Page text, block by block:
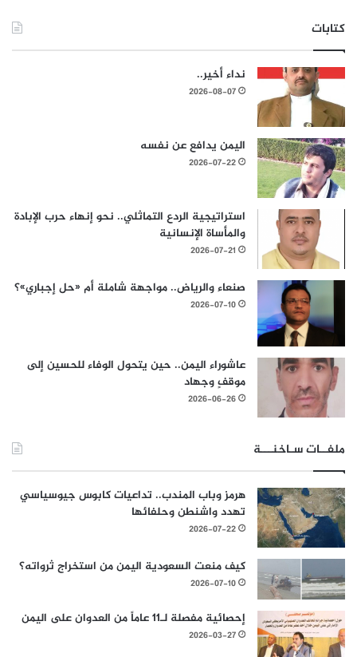
كتابات
نداء أخير..
2026-08-07
اليمن يدافع عن نفسه
2026-07-22
استراتيجية الردع التماثلي.. نحو إنهاء حرب الإبادة
والمأساة الإنسانية
2026-07-21
صنعاء والرياض.. مواجهة شاملة أم «حل إجباري»؟
2026-07-10
عاشوراء اليمن.. حين يتحول الوفاء للحسين إلى
موقفٍ وجهاد
2026-06-26
ملفــات سـاخنـــة
هرمز وباب المندب.. تداعيات كابوس جيوسياسي
تهدد واشنطن وحلفائها
2026-07-22
كيف منعت السعودية اليمن من استخراج ثرواته؟
2026-07-10
إحصائية مفصلة لـ11 عاماً من العدوان على اليمن
2026-03-27